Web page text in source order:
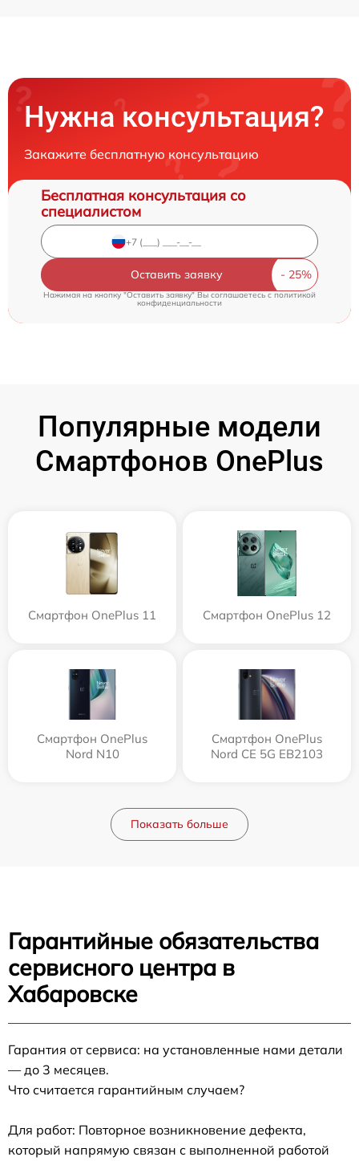
Нужна консультация?
Закажите бесплатную консультацию
Бесплатная консультация со
специалистом
Оставить заявку
Нажимая на кнопку "Оставить заявку" Вы соглашаетесь c политикой
конфиденциальности
Популярные модели
Смартфонов OnePlus
Смартфон OnePlus 11 Смартфон OnePlus 12
Смартфон OnePlus
Nord N10
Смартфон OnePlus
Nord CE 5G EB2103
Показать больше
Гарантийные обязательства
сервисного центра в
Хабаровске
Гарантия от сервиса: на установленные нами детали
— до 3 месяцев.
Что считается гарантийным случаем?
Для работ: Повторное возникновение дефекта,
который напрямую связан с выполненной работой